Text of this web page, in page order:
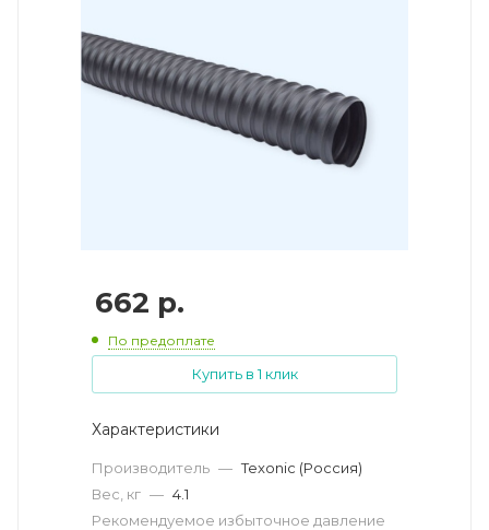
662 р.
По предоплате
Купить в 1 клик
Характеристики
Производитель — Texonic (Россия)
Вес, кг — 4.1
Рекомендуемое избыточное давление